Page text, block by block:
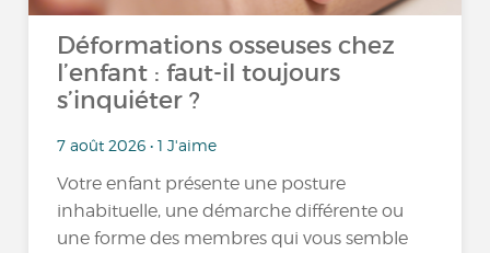
Déformations osseuses chez
l’enfant : faut-il toujours
s’inquiéter ?
7 août 2026 • 1 J'aime
Votre enfant présente une posture
inhabituelle, une démarche différente ou
une forme des membres qui vous semble